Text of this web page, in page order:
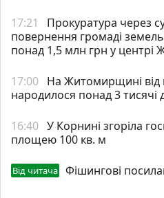
17:21
Прокуратура через
повернення громаді
понад 1,5 млн грн у центрі
17:00 На Житомирщині від
народилося понад 3 тисячі
16:40 У Корнині згоріла
площею 100 кв. м
Від читача Фішингові